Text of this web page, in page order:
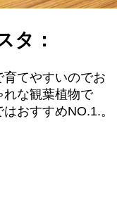
タ：
てやすいのでお
な観葉植物で
おすすめNO.1.。